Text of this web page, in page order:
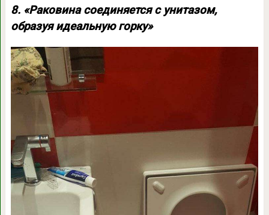
8. «Раковина соединяется с унитазом,
образуя идеальную горку»